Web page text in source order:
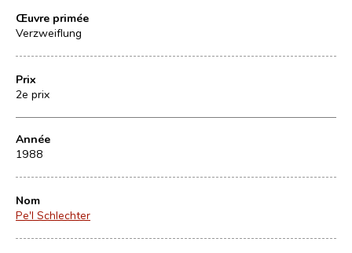
Œuvre primée
Verzweiflung
Prix
2e prix
Année
1988
Nom
Pe'l Schlechter